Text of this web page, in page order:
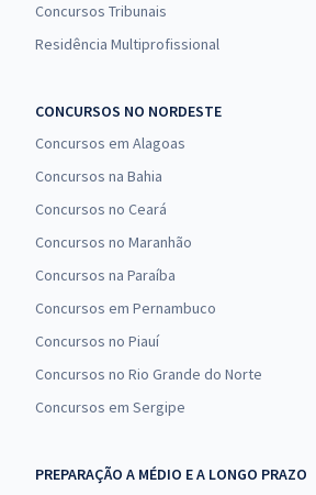
Concursos Tribunais
Residência Multiprofissional
CONCURSOS NO NORDESTE
Concursos em Alagoas
Concursos na Bahia
Concursos no Ceará
Concursos no Maranhão
Concursos na Paraíba
Concursos em Pernambuco
Concursos no Piauí
Concursos no Rio Grande do Norte
Concursos em Sergipe
PREPARAÇÃO A MÉDIO E A LONGO PRAZO